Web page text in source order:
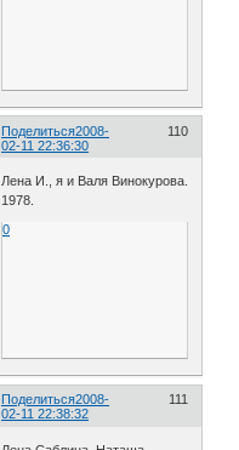
Поделиться 110
2008-
02-11 22:36:30
Лена И., я и Валя Винокурова.
1978.
0
Поделиться 111
2008-
02-11 22:38:32